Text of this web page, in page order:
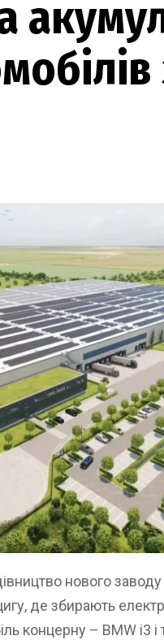
нового
де збирають
концерну – BMW i3 і